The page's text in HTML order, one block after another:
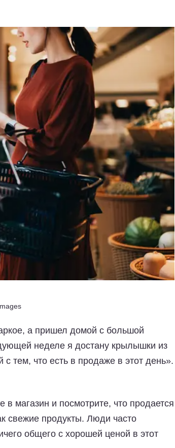
а пришел домой с большой
неделе я достану крылышки из
тем, что есть в продаже в этот день».
магазин и посмотрите, что продается
свежие продукты. Люди часто
общего с хорошей ценой в этот